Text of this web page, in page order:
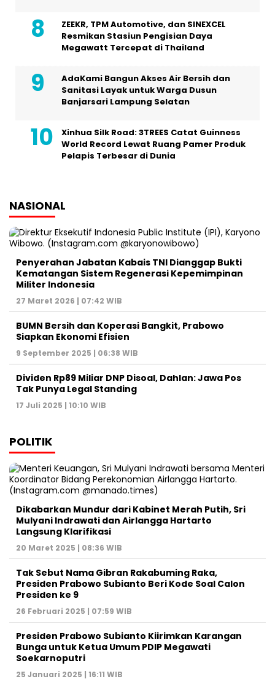
ZEEKR, TPM Automotive, dan SINEXCEL
Resmikan Stasiun Pengisian Daya
Megawatt Tercepat di Thailand
AdaKami Bangun Akses Air Bersih dan
Sanitasi Layak untuk Warga Dusun
Banjarsari Lampung Selatan
Xinhua Silk Road: 3TREES Catat Guinness
World Record Lewat Ruang Pamer Produk
Pelapis Terbesar di Dunia
NASIONAL
Penyerahan Jabatan Kabais TNI Dianggap Bukti
Kematangan Sistem Regenerasi Kepemimpinan
Militer Indonesia
27 Maret 2026 | 07:42 WIB
BUMN Bersih dan Koperasi Bangkit, Prabowo
Siapkan Ekonomi Efisien
9 September 2025 | 06:38 WIB
Dividen Rp89 Miliar DNP Disoal, Dahlan: Jawa Pos
Tak Punya Legal Standing
17 Juli 2025 | 10:10 WIB
POLITIK
Dikabarkan Mundur dari Kabinet Merah Putih, Sri
Mulyani Indrawati dan Airlangga Hartarto
Langsung Klarifikasi
20 Maret 2025 | 08:36 WIB
Tak Sebut Nama Gibran Rakabuming Raka,
Presiden Prabowo Subianto Beri Kode Soal Calon
Presiden ke 9
26 Februari 2025 | 07:59 WIB
Presiden Prabowo Subianto Kiirimkan Karangan
Bunga untuk Ketua Umum PDIP Megawati
Soekarnoputri
25 Januari 2025 | 16:11 WIB